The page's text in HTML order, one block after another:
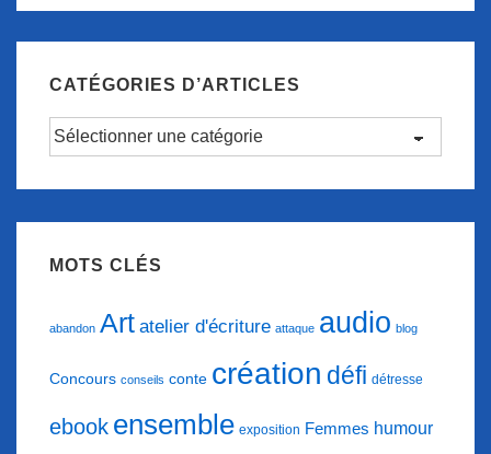
CATÉGORIES D’ARTICLES
Catégories
MOTS CLÉS
abandon Art atelier d'écriture attaque audio blog
Concours conseils conte création défi détresse
ebook ensemble exposition Femmes humour